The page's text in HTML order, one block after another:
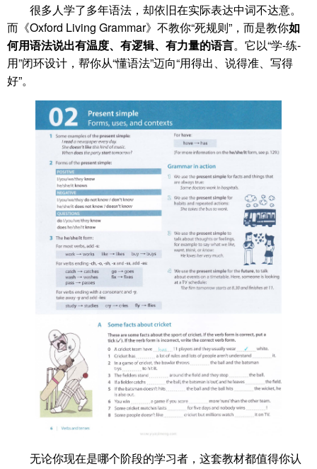
很多人学了多年语法，却依旧在实际表达中词不达意。
而《Oxford Living Grammar》不教你“死规则”，而是教你如
何用语法说出有温度、有逻辑、有力量的语言。它以“学-练-
用”闭环设计，帮你从“懂语法”迈向“用得出、说得准、写得
好”。
无论你现在是哪个阶段的学习者，这套教材都值得你认